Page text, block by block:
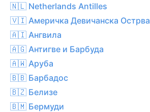
🇳🇱 Netherlands Antilles
🇻🇮 Америчка Девичанска Острва
🇦🇮 Ангвила
🇦🇬 Антигве и Барбуда
🇦🇼 Аруба
🇧🇧 Барбадос
🇧🇿 Белизе
🇧🇲 Бермуди